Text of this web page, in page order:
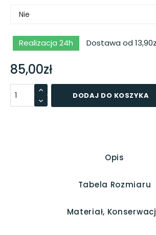
Realizacja 24h Dostawa od
85,00zł
DODAJ DO KOSZYKA
Opis
Tabela Rozmiaru
Materiał,